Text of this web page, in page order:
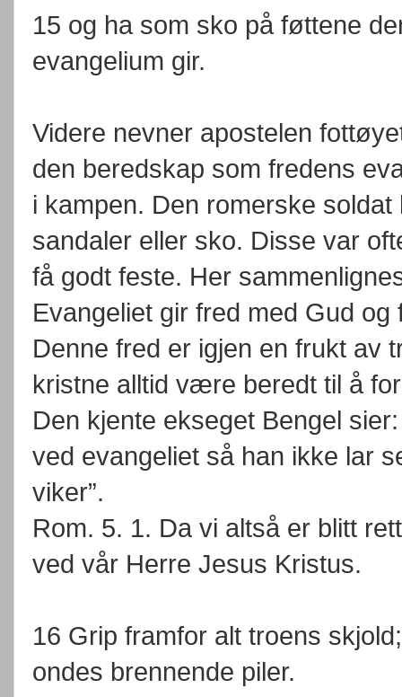
15 og ha som sko på føttene
evangelium gir.
Videre nevner apostelen
den beredskap som fredens
i kampen. Den romerske
sandaler eller sko. Disse var
få godt feste. Her
Evangeliet gir fred med Gud
Denne fred er igjen en frukt av
kristne alltid være beredt til å
Den kjente ekseget Bengel
ved evangeliet så han ikke lar
viker”.
Rom. 5. 1. Da vi altså er blitt
ved vår Herre Jesus Kristus.
16 Grip framfor alt troens
ondes brennende piler.